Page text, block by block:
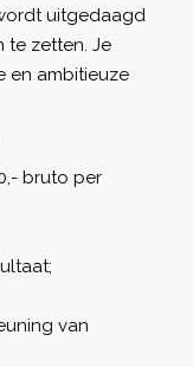
uitgedaagd
te zetten. Je
en ambitieuze
bruto per
van